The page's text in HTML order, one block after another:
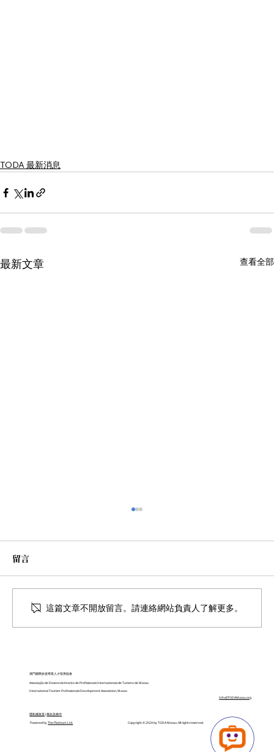
TODA 最新消息
最新文章 查看全部
留言
這篇文章不開放留言。請連絡網站負責人了解更多。
澳門國際旅遊專業人才發展協會
Associação de Desenvolvimento de Profissionais Internacionais de Turismo de Macau
International Tourism Professionals Development Association, Macao
Info@TODAMacau.org
隱私權政策 |條款及條件
Powered byThe Platinum Ltd. Copyright © 2024 by TODA Macau. All rights reserved.